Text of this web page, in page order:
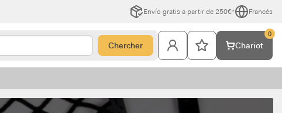
Envío gratis a partir de 250€* Francés
Chercher Chariot
0